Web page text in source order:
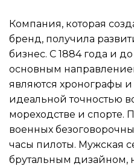
Компания, которая
бренд, получила
бизнес. С 1884 года и
основным
являются хронографы
идеальной точностью
мореходстве и спорте.
военных
часы пилоты. Мужская
брутальным дизайном,